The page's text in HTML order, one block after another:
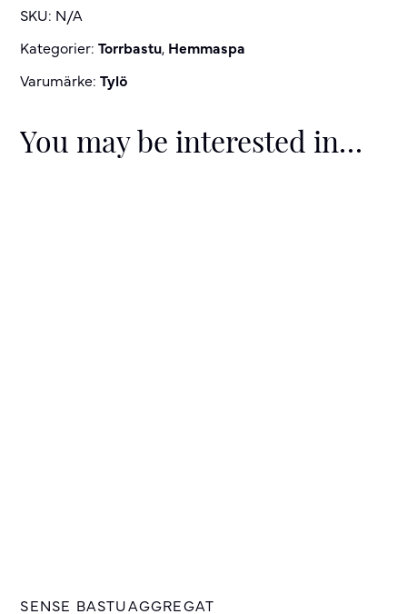
SKU: N/A
Kategorier:Torrbastu, Hemmaspa
Varumärke:Tylö
You may be interested in…
SENSE BASTUAGGREGAT